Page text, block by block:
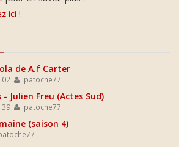
ici !
de A.f Carter
patoche77
Julien Freu (Actes Sud)
patoche77
(saison 4)